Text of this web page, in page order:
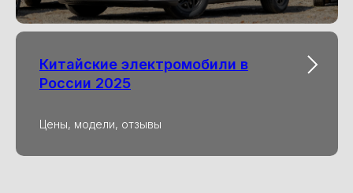
Китайские электромобили в
России 2025
Цены, модели, отзывы